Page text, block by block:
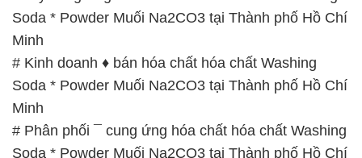
Minh
# Phân phối ¯ cung ứng hóa chất hóa chất Washing
Soda * Powder Muối Na2CO3 tại Thành phố Hồ Chí
Minh
# Bán Ω cung cấp hóa chất hóa chất Washing Soda
* Powder Muối Na2CO3 tại Thành phố Hồ Chí Minh
# Công ty bán \ phân phối hóa chất hóa chất